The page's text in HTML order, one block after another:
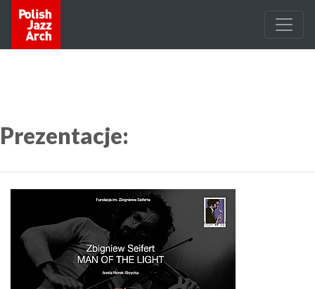
Prezentacje: